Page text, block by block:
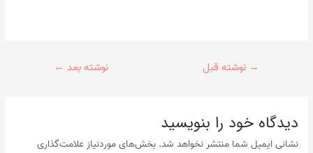
راهبری
→ نوشته قبل نوشته بعد ←
دیدگاه‌ خود را بنویسید
نشانی ایمیل شما منتشر نخواهد شد. بخش‌های موردنیاز علامت‌گذاری